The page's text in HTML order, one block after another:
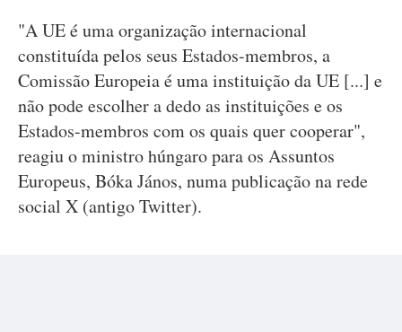
"A UE é uma organização internacional
constituída pelos seus Estados-membros, a
Comissão Europeia é uma instituição da UE [...] e
não pode escolher a dedo as instituições e os
Estados-membros com os quais quer cooperar",
reagiu o ministro húngaro para os Assuntos
Europeus, Bóka János, numa publicação na rede
social X (antigo Twitter).